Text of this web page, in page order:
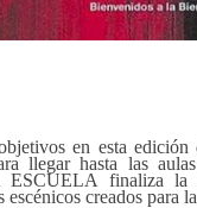
en esta
llegar hasta las
finaliza la
creados para